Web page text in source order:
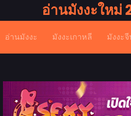
อ่านมังงะใหม่
อ่านมังงะ มังงะเกาหลี มังงะ